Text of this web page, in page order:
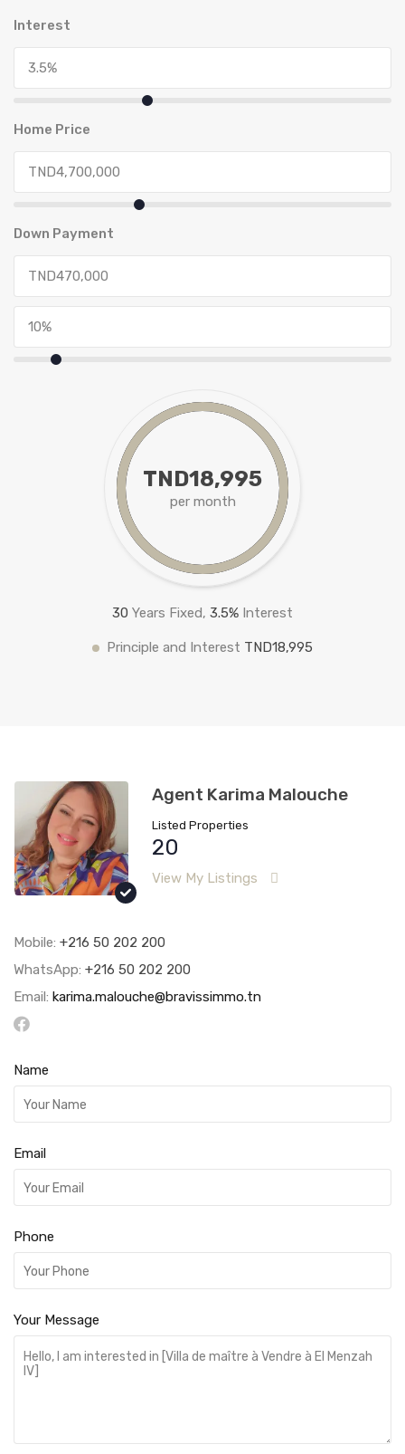
Interest
Home Price
Down Payment
TND18,995
per month
30 Years Fixed, 3.5% Interest
Principle and Interest TND18,995
Agent Karima Malouche
Listed Properties
20
View My Listings
Mobile: ‭+216 50 202 200‬
WhatsApp: ‭+216 50 202 200‬
Email: karima.malouche@bravissimmo.tn
Name
Email
Phone
Your Message